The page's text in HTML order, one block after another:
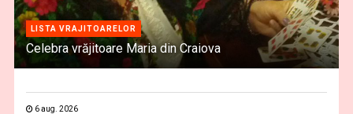
LISTA VRAJITOARELOR
Celebra vrăjitoare Maria din Craiova
6 aug. 2026